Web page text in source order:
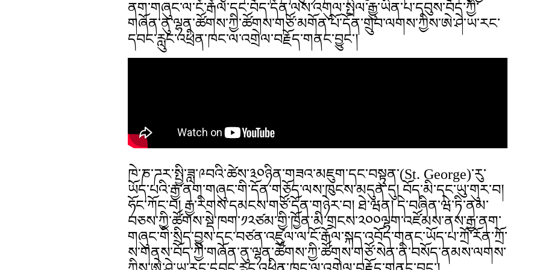
ནག་གཞུང་ལ་ངོ་རྒོལ་དང་བོད་དོན་ལས་འགུལ་སྤེལ་རྒྱུ་ཡིན་པ་དབུས་བོད་ཀྱི་
གཞོན་ནུ་ལྷན་ཚོགས་ཀྱི་ཚོགས་གཙོ་མགོན་པོ་དོན་གྲུབ་ལགས་ཀྱིས་ཨེ་ཤེ་ཡ་རང་
དབང་རླུང་འཕྲིན་ཁང་ལ་འགྲེལ་བརྗོད་གནང་བྱུང་།
ཁེ་ཎ་ཌར་སྤྱི་ཟླ་༩བའི་ཚེས་༣༠ཉིན་གཟའ་མཇུག་དང་བསྟུན་(St. George)་རུ་
ཡོད་པའི་རྒྱ་ནག་གཞུང་གི་དོན་གཅོད་ལས་ཁུངས་མདུན་དུ། བོད་མི་དང་ཡུ་གུར་བ།
ཧོང་ཀོང་བ། རྒྱ་རིགས་དམངས་གཙོ་དོན་གཉེར་བ། ཐེ་ཝན། དེ་བཞིན་ཝེ་ཏི་ནམ་
བཅས་ཀྱི་ཚོགས་སྡེ་ཁག་༡༢ཙམ་གྱི་ཁྱོན་མི་གྲངས་༢༠༠ལྷག་འཛོམས་ནས་རྒྱ་ནག་
གཞུང་གི་སྲིད་བྱུས་དང་བཙན་འཛུལ་ལ་ངོ་རྒོལ་སྐད་འབོད་གནང་ཡོད་པ་ཀྲོ་རོན་ཀྲོ་
ས་གནས་བོད་ཀྱི་གཞོན་ནུ་ལྷན་ཚོགས་ཀྱི་ཚོགས་གཙོ་སེན་ནི་བསོད་ནམས་ལགས་